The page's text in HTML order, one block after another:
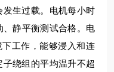
生过载。电机每小时
、静平衡测试合格。电
工作，能够浸入和连
绕组的平均温升不超